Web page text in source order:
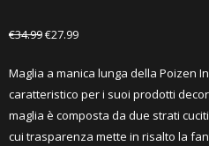
€34.99€27.99
Maglia a manica lunga della Poizen
caratteristico per i suoi prodotti
maglia è composta da due strati
cui trasparenza mette in risalto la